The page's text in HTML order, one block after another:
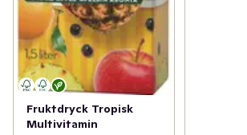
Fruktdryck Tropisk
Multivitamin